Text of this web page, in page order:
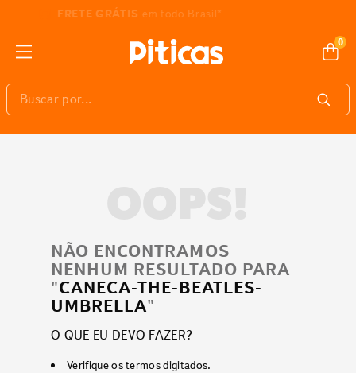
3% DE DESCONTOpagando com Pix
0
Buscar por...
NÃO ENCONTRAMOS
NENHUM RESULTADO PARA
"CANECA-THE-BEATLES-
UMBRELLA"
O QUE EU DEVO FAZER?
Verifique os termos digitados.